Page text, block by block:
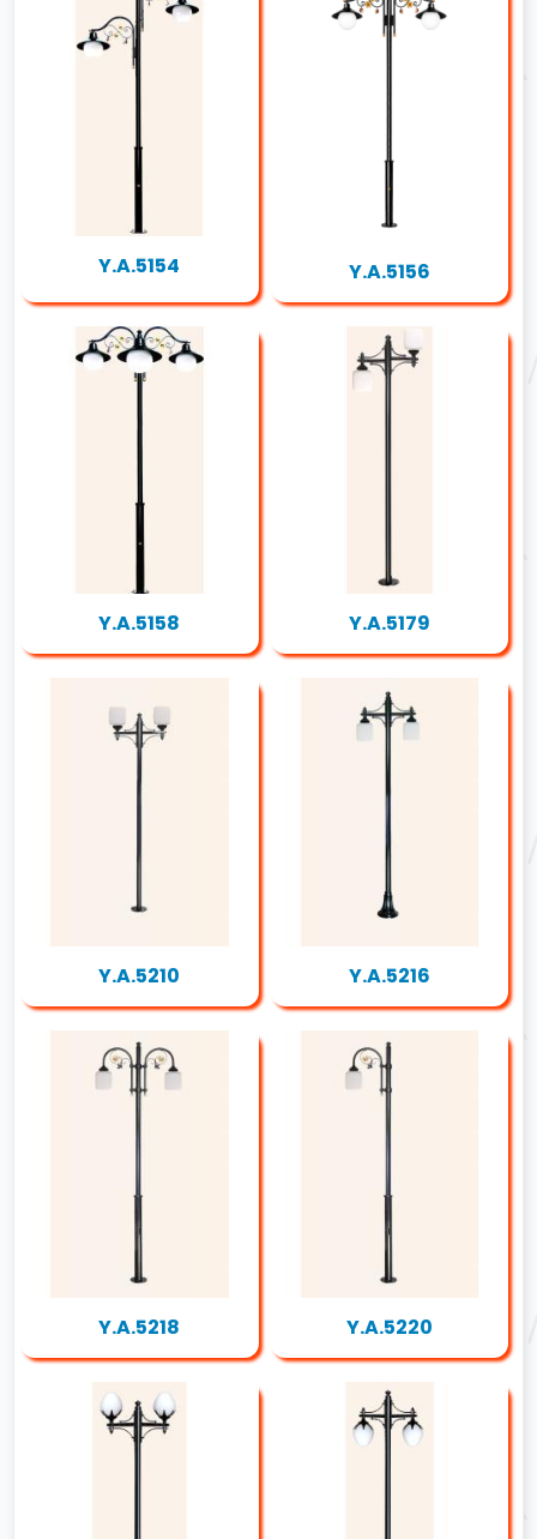
Y.A.5154 Y.A.5156
Y.A.5158 Y.A.5179
Y.A.5210 Y.A.5216
Y.A.5218 Y.A.5220